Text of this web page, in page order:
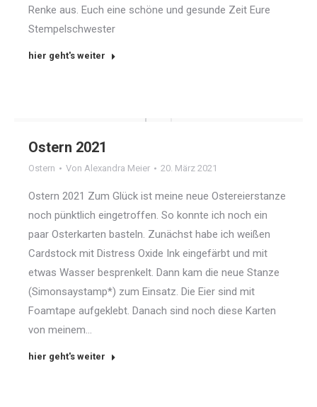
Renke aus. Euch eine schöne und gesunde Zeit Eure
Stempelschwester
hier geht's weiter
Ostern 2021
Ostern Von Alexandra Meier 20. März 2021
Ostern 2021 Zum Glück ist meine neue Ostereierstanze
noch pünktlich eingetroffen. So konnte ich noch ein
paar Osterkarten basteln. Zunächst habe ich weißen
Cardstock mit Distress Oxide Ink eingefärbt und mit
etwas Wasser besprenkelt. Dann kam die neue Stanze
(Simonsaystamp*) zum Einsatz. Die Eier sind mit
Foamtape aufgeklebt. Danach sind noch diese Karten
von meinem…
hier geht's weiter